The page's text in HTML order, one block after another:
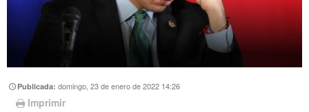
Publicada:domingo, 23 de enero de 2022 14:26
Imprimir